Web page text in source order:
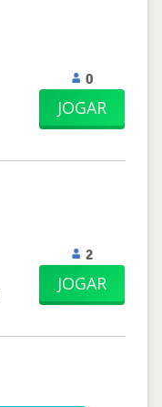
0
JOGAR
2
JOGAR